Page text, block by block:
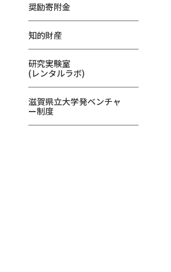
奨励寄附金
知的財産
研究実験室
(レンタルラボ)
滋賀県立大学発ベンチャ
ー制度